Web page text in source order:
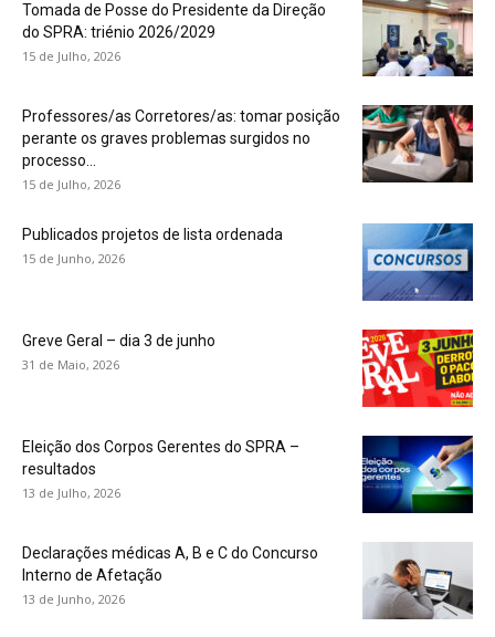
Tomada de Posse do Presidente da Direção
do SPRA: triénio 2026/2029
15 de Julho, 2026
Professores/as Corretores/as: tomar posição
perante os graves problemas surgidos no
processo...
15 de Julho, 2026
Publicados projetos de lista ordenada
15 de Junho, 2026
Greve Geral – dia 3 de junho
31 de Maio, 2026
Eleição dos Corpos Gerentes do SPRA –
resultados
13 de Julho, 2026
Declarações médicas A, B e C do Concurso
Interno de Afetação
13 de Junho, 2026